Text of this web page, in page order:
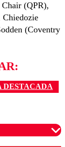
(QPR),
Chiedozie
(Coventry
DESTACADA